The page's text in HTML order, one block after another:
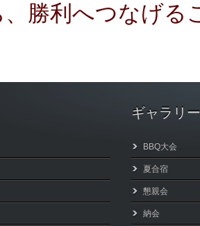
、勝利へつなげ
ギャラリー
BBQ大会
夏合宿
懇親会
納会